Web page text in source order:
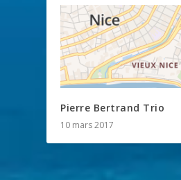
Pierre Bertrand Trio
10 mars 2017